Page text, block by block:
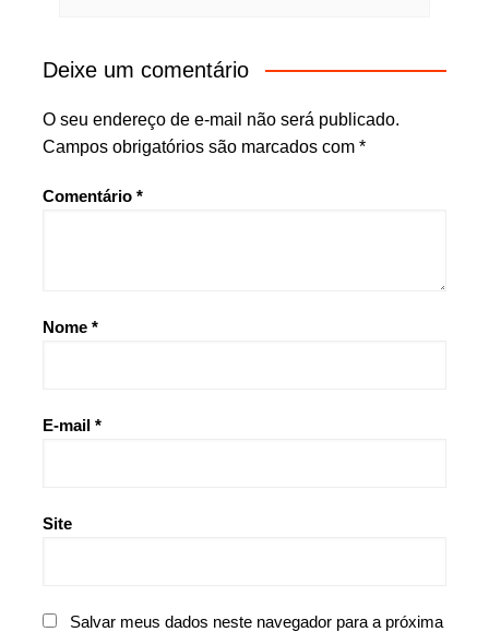
Deixe um comentário
O seu endereço de e-mail não será publicado.
Campos obrigatórios são marcados com *
Comentário *
Nome *
E-mail *
Site
Salvar meus dados neste navegador para a próxima